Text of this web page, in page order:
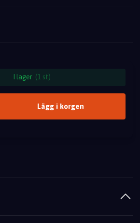
I lager (1 st)
Lägg i korgen